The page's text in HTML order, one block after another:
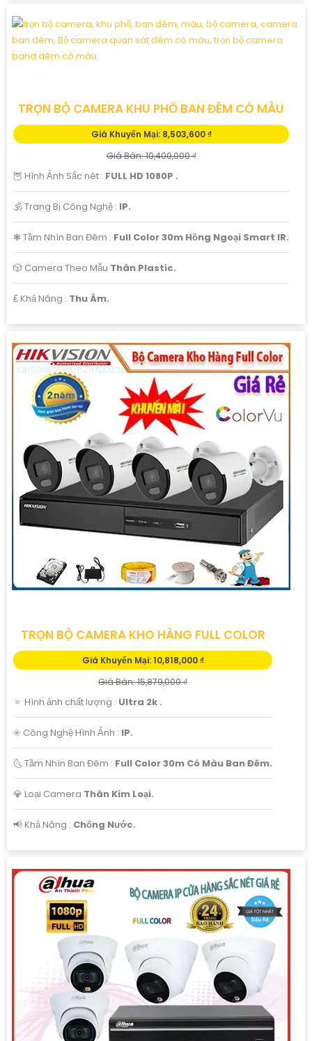
TRỌN BỘ CAMERA KHU PHỐ BAN ĐÊM CÓ MÀU
Giá Khuyến Mại: 8,503,600 ₫
Giá Bán: 10,400,000 ₫
🦉 Hình Ảnh Sắc nét : FULL HD 1080P .
🕉️ Trang Bị Công Nghệ : IP.
❃ Tầm Nhìn Ban Đêm : Full Color 30m Hồng Ngoại Smart IR.
🎲 Camera Theo Mẫu Thân Plastic.
️₤ Khả Năng : Thu Âm.
TRỌN BỘ CAMERA KHO HÀNG FULL COLOR
Giá Khuyến Mại: 10,818,000 ₫
Giá Bán: 15,879,000 ₫
🔅 Hình ảnh chất lượng : Ultra 2k .
✳️ Công Nghệ Hình Ảnh : IP.
🌜 Tầm Nhìn Ban Đêm : Full Color 30m Có Màu Ban Đêm.
💎 Loại Camera Thân Kim Loại.
️📢 Khả Năng : Chống Nước.